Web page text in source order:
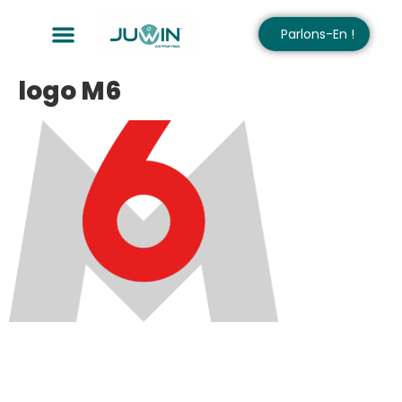
Parlons-En !
logo M6